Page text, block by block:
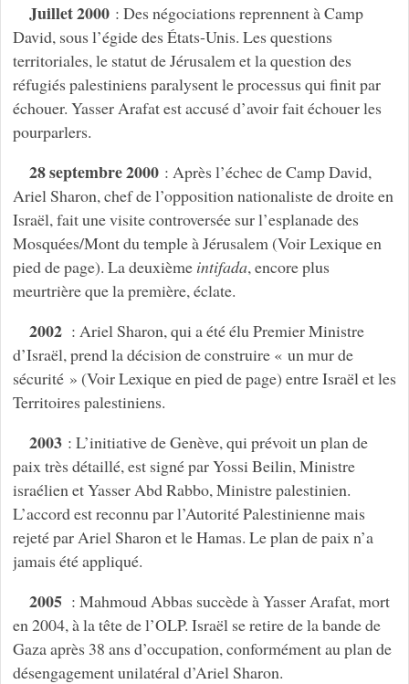
Juillet 2000: Des négociations reprennent à Camp
David, sous l’égide des États-Unis. Les questions
territoriales, le statut de Jérusalem et la question des
réfugiés palestiniens paralysent le processus qui finit par
échouer. Yasser Arafat est accusé d’avoir fait échouer les
pourparlers.
28 septembre 2000: Après l’échec de Camp David,
Ariel Sharon, chef de l’opposition nationaliste de droite en
Israël, fait une visite controversée sur l’esplanade des
Mosquées/Mont du temple à Jérusalem (Voir Lexique en
pied de page). La deuxième intifada, encore plus
meurtrière que la première, éclate.
2002 : Ariel Sharon, qui a été élu Premier Ministre
d’Israël, prend la décision de construire « un mur de
sécurité » (Voir Lexique en pied de page) entre Israël et les
Territoires palestiniens.
2003: L’initiative de Genève, qui prévoit un plan de
paix très détaillé, est signé par Yossi Beilin, Ministre
israélien et Yasser Abd Rabbo, Ministre palestinien.
L’accord est reconnu par l’Autorité Palestinienne mais
rejeté par Ariel Sharon et le Hamas. Le plan de paix n’a
jamais été appliqué.
2005 : Mahmoud Abbas succède à Yasser Arafat, mort
en 2004, à la tête de l’OLP. Israël se retire de la bande de
Gaza après 38 ans d’occupation, conformément au plan de
désengagement unilatéral d’Ariel Sharon.